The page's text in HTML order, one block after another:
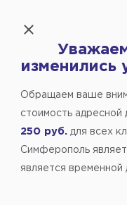
изменились
Обращаем ваше
стоимость адресной
250 руб. для всех
Симферополь
является временной